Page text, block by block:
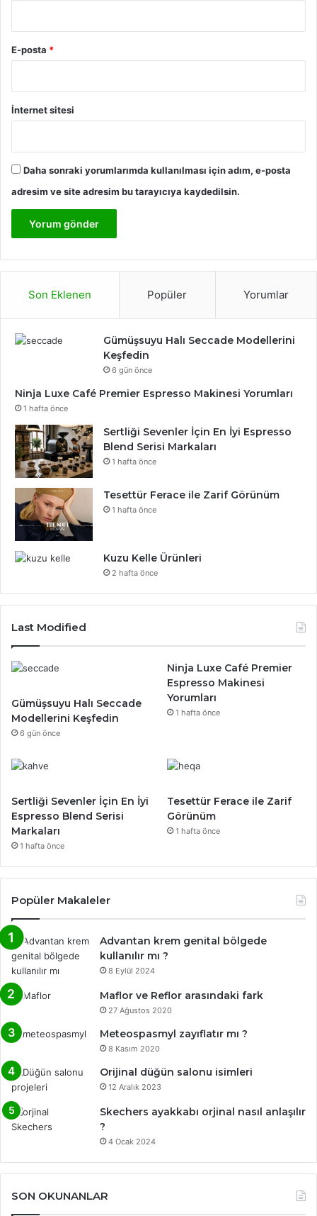
E-posta *
İnternet sitesi
Daha sonraki yorumlarımda kullanılması için adım, e-posta
adresim ve site adresim bu tarayıcıya kaydedilsin.
Son Eklenen Popüler Yorumlar
Gümüşsuyu Halı Seccade Modellerini
Keşfedin
6 gün önce
Ninja Luxe Café Premier Espresso Makinesi Yorumları
1 hafta önce
Sertliği Sevenler İçin En İyi Espresso
Blend Serisi Markaları
1 hafta önce
Tesettür Ferace ile Zarif Görünüm
1 hafta önce
Kuzu Kelle Ürünleri
2 hafta önce
Last Modified
Gümüşsuyu Halı Seccade
Modellerini Keşfedin
6 gün önce
Ninja Luxe Café Premier
Espresso Makinesi
Yorumları
1 hafta önce
Sertliği Sevenler İçin En İyi
Espresso Blend Serisi
Markaları
1 hafta önce
Tesettür Ferace ile Zarif
Görünüm
1 hafta önce
Popüler Makaleler
Advantan krem genital bölgede
kullanılır mı ?
8 Eylül 2024
Maflor ve Reflor arasındaki fark
27 Ağustos 2020
Meteospasmyl zayıflatır mı ?
8 Kasım 2020
Orijinal düğün salonu isimleri
12 Aralık 2023
Skechers ayakkabı orjinal nasıl anlaşılır
?
4 Ocak 2024
SON OKUNANLAR